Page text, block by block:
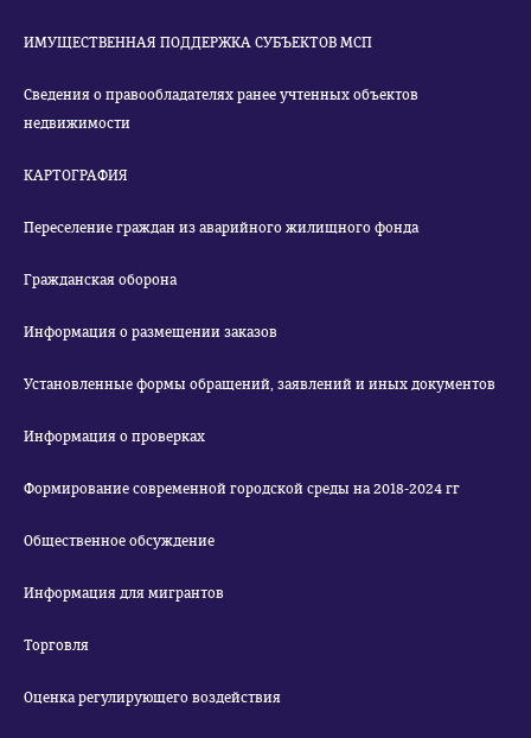
ИМУЩЕСТВЕННАЯ ПОДДЕРЖКА СУБЪЕКТОВ МСП
Сведения о правообладателях ранее учтенных объектов
недвижимости
КАРТОГРАФИЯ
Переселение граждан из аварийного жилищного фонда
Гражданская оборона
Информация о размещении заказов
Установленные формы обращений, заявлений и иных документов
Информация о проверках
Формирование современной городской среды на 2018-2024 гг
Общественное обсуждение
Информация для мигрантов
Торговля
Оценка регулирующего воздействия